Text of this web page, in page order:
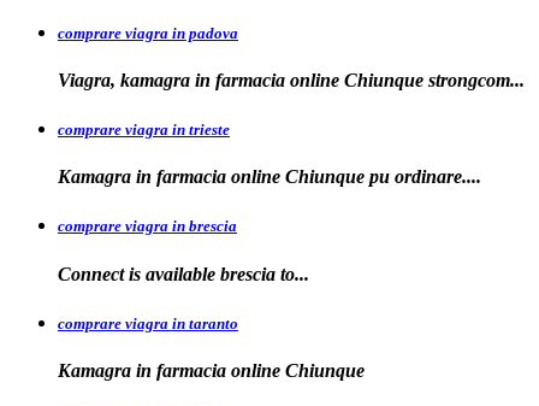
comprare viagra in padova
Viagra, kamagra in farmacia online Chiunque strongcom...
comprare viagra in trieste
Kamagra in farmacia online Chiunque pu ordinare....
comprare viagra in brescia
Connect is available brescia to...
comprare viagra in taranto
Kamagra in farmacia online Chiunque